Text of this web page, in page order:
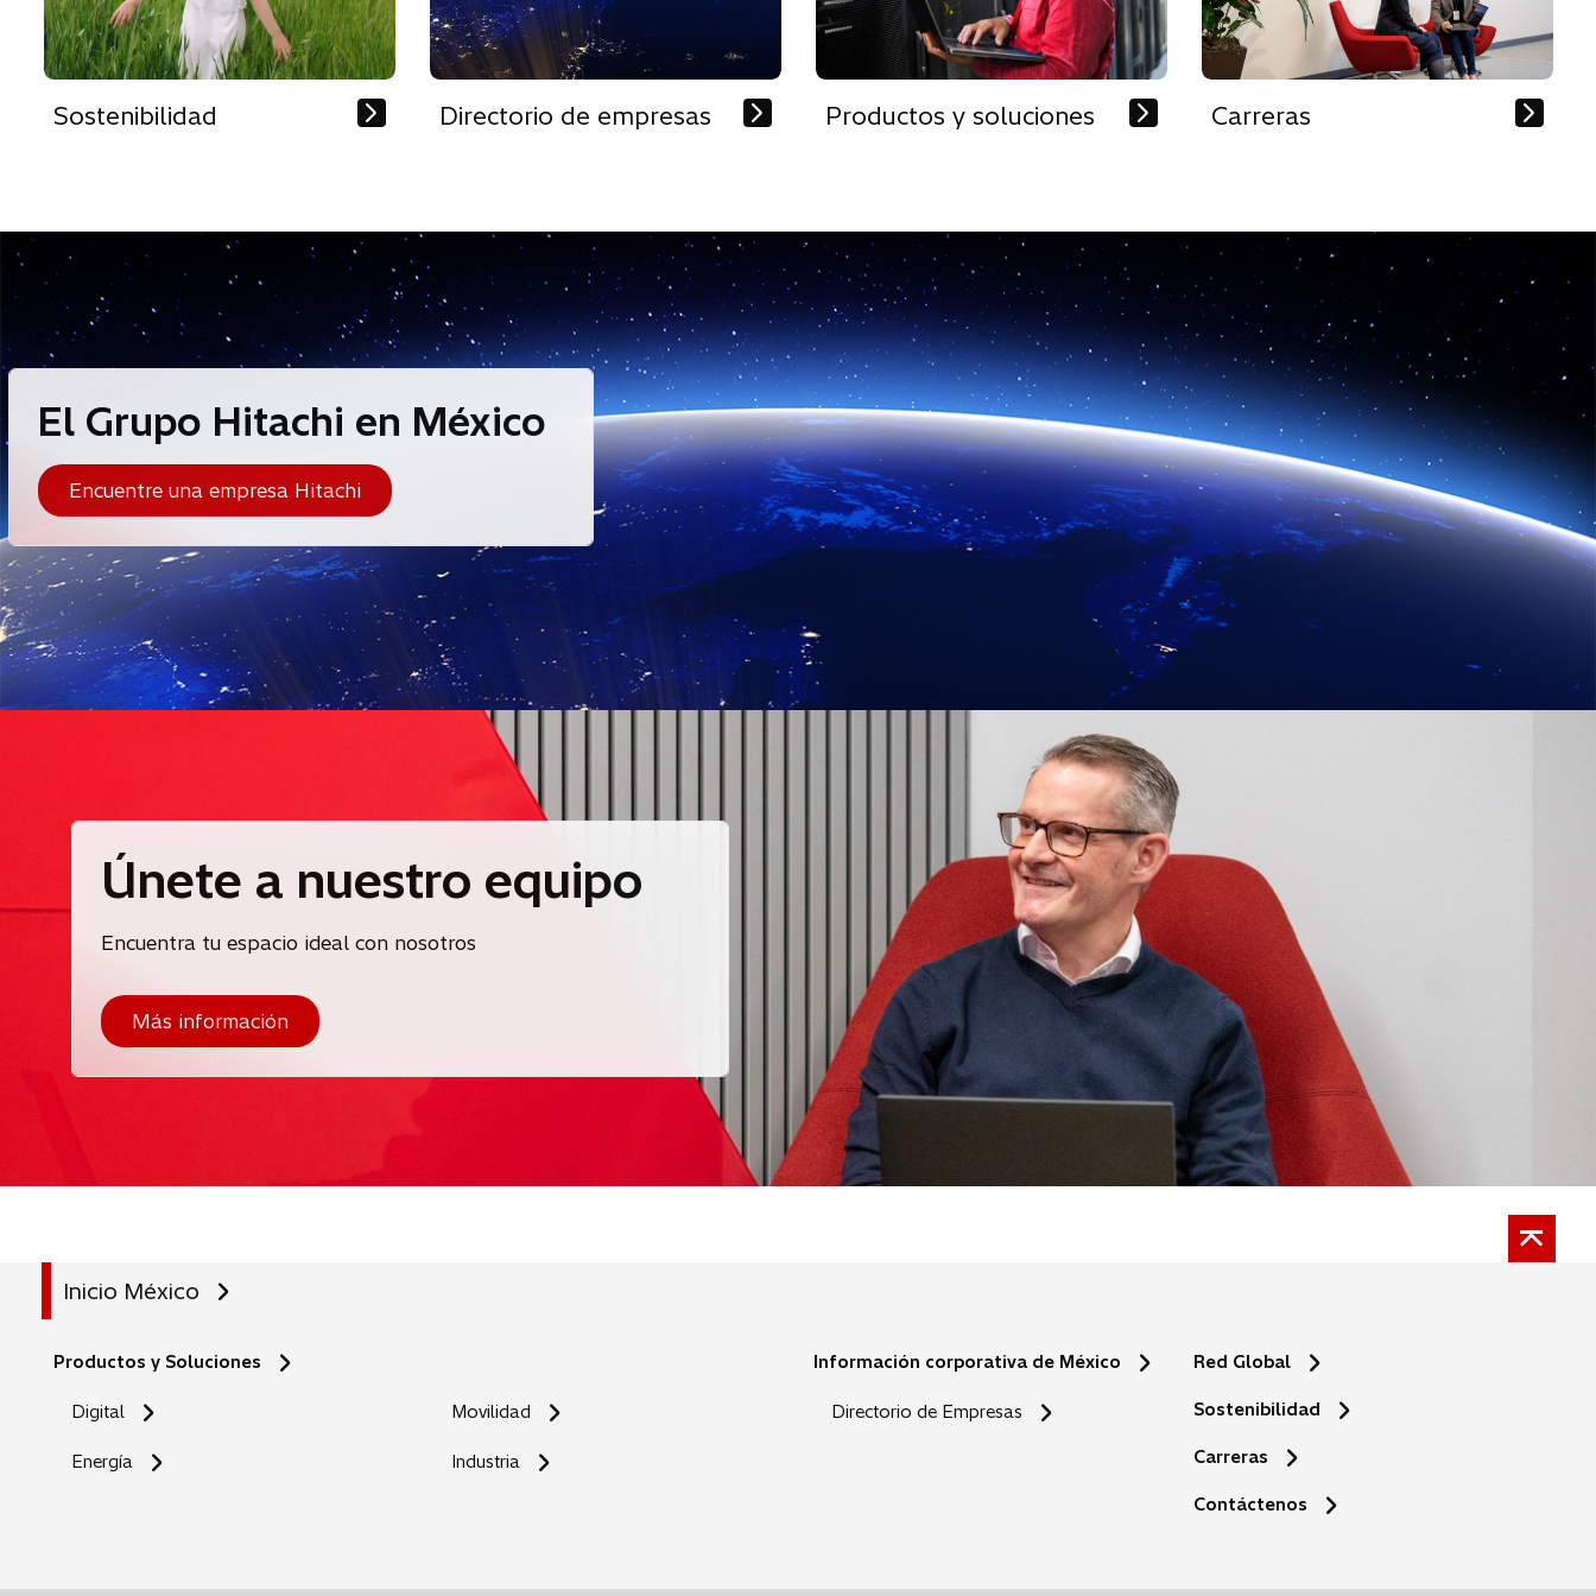
Sostenibilidad Directorio de empresas Productos y soluciones Carreras
El Grupo Hitachi en México
Encuentre una empresa Hitachi
Únete a nuestro equipo
Encuentra tu espacio ideal con nosotros
Más información
Inicio México
Productos y Soluciones
Digital
Energía
Movilidad
Industria
Información corporativa de México
Directorio de Empresas
Red Global
Sostenibilidad
Carreras
Contáctenoss